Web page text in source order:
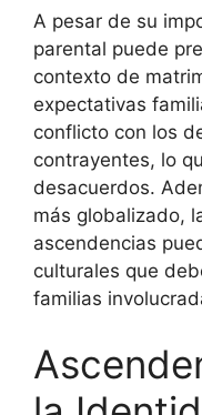
A pesar de su
parental puede
contexto de
expectativas
conflicto con los
contrayentes, lo
desacuerdos.
más globalizado,
ascendencias
culturales que
familias